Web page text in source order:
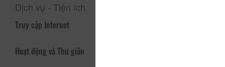
Dịch vụ - Tiện ích
Truy cập Internet
Hoạt động và Thư giãn